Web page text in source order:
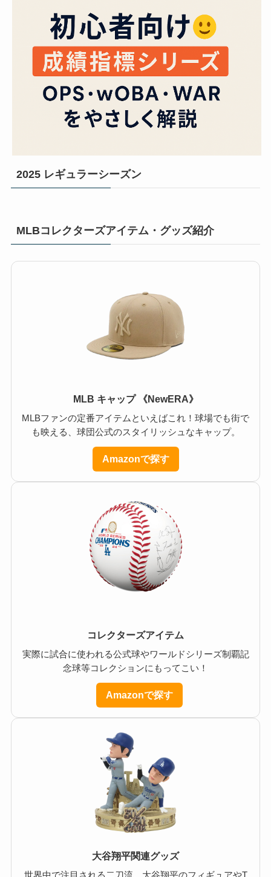
2025 レギュラーシーズン
MLBコレクターズアイテム・グッズ紹介
MLB キャップ 《NewERA》
MLBファンの定番アイテムといえばこれ！球場でも街で
も映える、球団公式のスタイリッシュなキャップ。
Amazonで探す
コレクターズアイテム
実際に試合に使われる公式球やワールドシリーズ制覇記
念球等コレクションにもってこい！
Amazonで探す
大谷翔平関連グッズ